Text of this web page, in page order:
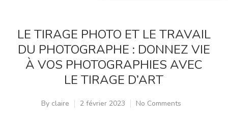
LE TIRAGE PHOTO ET LE TRAVAIL
DU PHOTOGRAPHE : DONNEZ VIE
À VOS PHOTOGRAPHIES AVEC
LE TIRAGE D’ART
By claire 2 février 2023 No Comments